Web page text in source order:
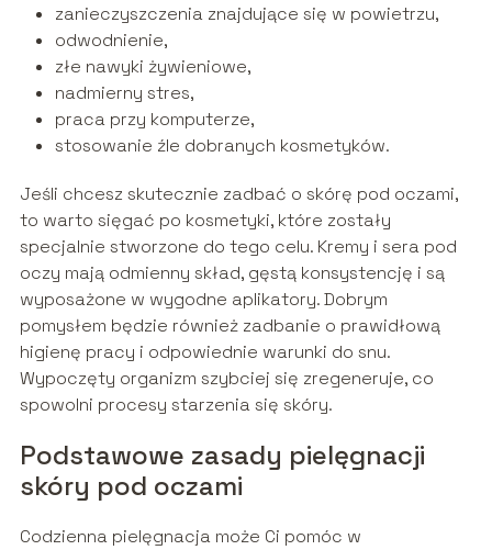
zanieczyszczenia znajdujące się w powietrzu,
odwodnienie,
złe nawyki żywieniowe,
nadmierny stres,
praca przy komputerze,
stosowanie źle dobranych kosmetyków.
Jeśli chcesz skutecznie zadbać o skórę pod oczami,
to warto sięgać po kosmetyki, które zostały
specjalnie stworzone do tego celu. Kremy i sera pod
oczy mają odmienny skład, gęstą konsystencję i są
wyposażone w wygodne aplikatory. Dobrym
pomysłem będzie również zadbanie o prawidłową
higienę pracy i odpowiednie warunki do snu.
Wypoczęty organizm szybciej się zregeneruje, co
spowolni procesy starzenia się skóry.
Podstawowe zasady pielęgnacji
skóry pod oczami
Codzienna pielęgnacja może Ci pomóc w